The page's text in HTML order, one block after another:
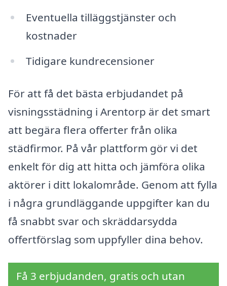
Eventuella tilläggstjänster och
kostnader
Tidigare kundrecensioner
För att få det bästa erbjudandet på
visningsstädning i Arentorp är det smart
att begära flera offerter från olika
städfirmor. På vår plattform gör vi det
enkelt för dig att hitta och jämföra olika
aktörer i ditt lokalområde. Genom att fylla
i några grundläggande uppgifter kan du
få snabbt svar och skräddarsydda
offertförslag som uppfyller dina behov.
Få 3 erbjudanden, gratis och utan